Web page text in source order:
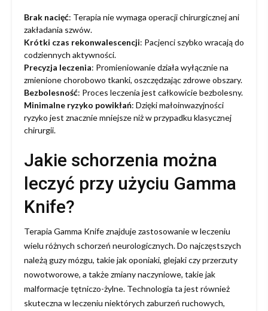
Brak nacięć: Terapia nie wymaga operacji chirurgicznej ani
zakładania szwów.
Krótki czas rekonwalescencji: Pacjenci szybko wracają do
codziennych aktywności.
Precyzja leczenia: Promieniowanie działa wyłącznie na
zmienione chorobowo tkanki, oszczędzając zdrowe obszary.
Bezbolesność: Proces leczenia jest całkowicie bezbolesny.
Minimalne ryzyko powikłań: Dzięki małoinwazyjności
ryzyko jest znacznie mniejsze niż w przypadku klasycznej
chirurgii.
Jakie schorzenia można
leczyć przy użyciu Gamma
Knife?
Terapia Gamma Knife znajduje zastosowanie w leczeniu
wielu różnych schorzeń neurologicznych. Do najczęstszych
należą guzy mózgu, takie jak oponiaki, glejaki czy przerzuty
nowotworowe, a także zmiany naczyniowe, takie jak
malformacje tętniczo-żylne. Technologia ta jest również
skuteczna w leczeniu niektórych zaburzeń ruchowych,